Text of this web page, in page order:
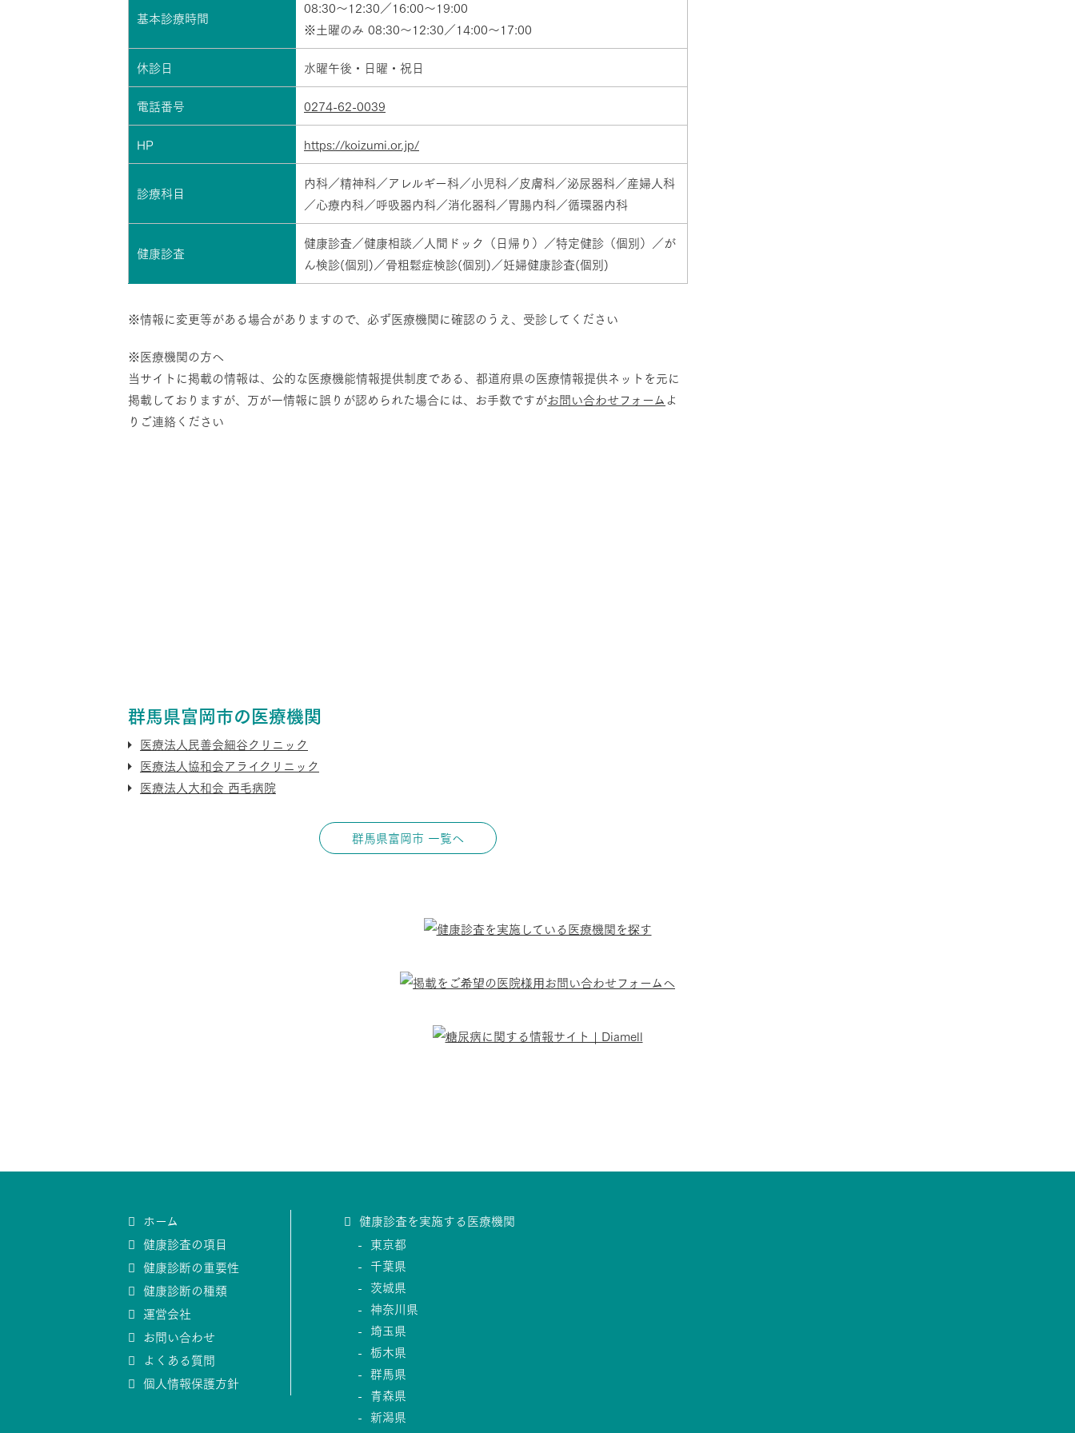
基本診療時間
08:30～12:30／16:00～19:00
※土曜のみ 08:30～12:30／14:00～17:00
休診日
水曜午後・日曜・祝日
電話番号
0274-62-0039
HP
https://koizumi.or.jp/
診療科目
内科／精神科／アレルギー科／小児科／皮膚科／泌尿器科／産婦人科
／心療内科／呼吸器内科／消化器科／胃腸内科／循環器内科
健康診査
健康診査／健康相談／人間ドック（日帰り）／特定健診（個別）／が
ん検診(個別)／骨粗鬆症検診(個別)／妊婦健康診査(個別)
※情報に変更等がある場合がありますので、必ず医療機関に確認のうえ、受診してください
※医療機関の方へ
当サイトに掲載の情報は、公的な医療機能情報提供制度である、都道府県の医療情報提供ネットを元に
掲載しておりますが、万が一情報に誤りが認められた場合には、お手数ですがお問い合わせフォームよ
りご連絡ください
群馬県富岡市の医療機関
医療法人民善会細谷クリニック
医療法人協和会アライクリニック
医療法人大和会 西毛病院
群馬県富岡市 一覧へ
ホーム
健康診査の項目
健康診断の重要性
健康診断の種類
運営会社
お問い合わせ
よくある質問
個人情報保護方針
健康診査を実施する医療機関
東京都
千葉県
茨城県
神奈川県
埼玉県
栃木県
群馬県
青森県
新潟県